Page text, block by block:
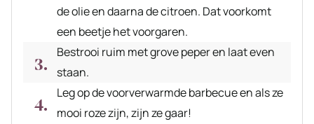
de olie en daarna de citroen. Dat voorkomt
een beetje het voorgaren.
Bestrooi ruim met grove peper en laat even
staan.
Leg op de voorverwarmde barbecue en als ze
mooi roze zijn, zijn ze gaar!